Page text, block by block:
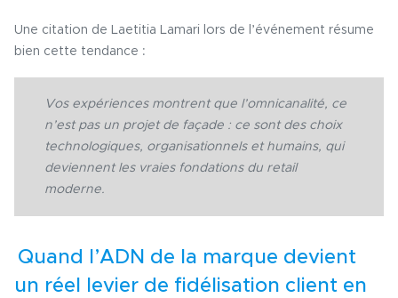
Une citation de Laetitia Lamari lors de l’événement résume
bien cette tendance :
Vos expériences montrent que l’omnicanalité, ce
n’est pas un projet de façade : ce sont des choix
technologiques, organisationnels et humains, qui
deviennent les vraies fondations du retail
moderne.
Quand l’ADN de la marque devient
un réel levier de fidélisation client en